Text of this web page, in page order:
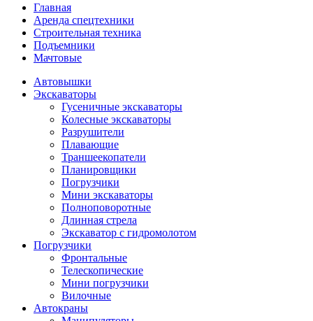
Главная
Аренда спецтехники
Строительная техника
Подъемники
Мачтовые
Автовышки
Экскаваторы
Гусеничные экскаваторы
Колесные экскаваторы
Разрушители
Плавающие
Траншеекопатели
Планировщики
Погрузчики
Мини экскаваторы
Полноповоротные
Длинная стрела
Экскаватор с гидромолотом
Погрузчики
Фронтальные
Телескопические
Мини погрузчики
Вилочные
Автокраны